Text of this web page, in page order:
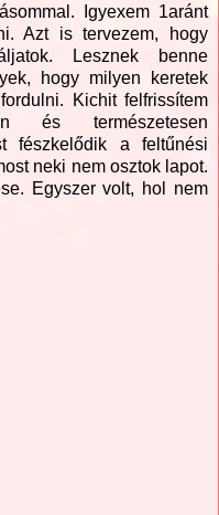
Igyexem 1aránt
Azt is tervezem, hogy
Lesznek benne
hogy milyen keretek
Kichit felfrissítem
és természetesen
fészkelődik a feltűnési
neki nem osztok lapot.
Egyszer volt, hol nem